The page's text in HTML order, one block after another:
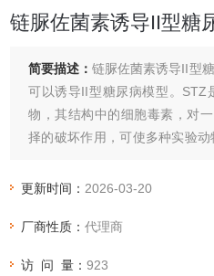
链脲佐菌素诱导II型糖
简要描述：链脲佐菌素诱导II型
可以诱导II型糖尿病模型‌。STZ
物，其结构中的细胞毒素，对
择的破坏作用，可使多种实验
学诱导剂‌
更新时间： 2026-03-20
厂商性质：代理商
访 问 量：923